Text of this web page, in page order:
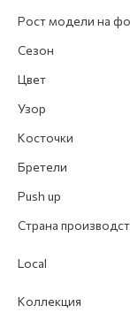
Рост модели на
Сезон
Цвет
Узор
Косточки
Бретели
Push up
Страна
Local
Коллекция